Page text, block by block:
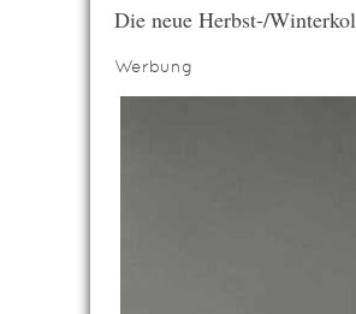
Die neue Herbst-/
Werbung